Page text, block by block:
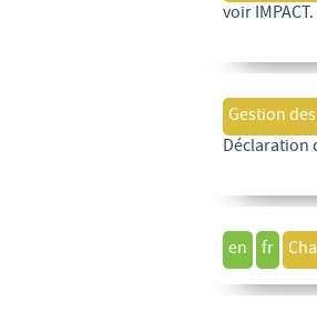
voir IMPACT.
Gestion
en fr